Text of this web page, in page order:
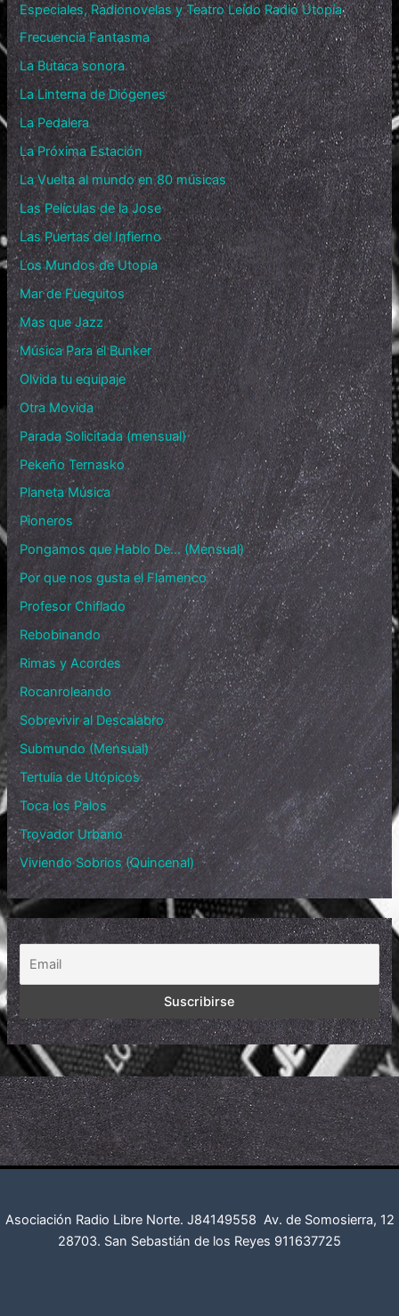
Especiales, Radionovelas y Teatro Leído Radio Utopía
Frecuencia Fantasma
La Butaca sonora
La Linterna de Diógenes
La Pedalera
La Próxima Estación
La Vuelta al mundo en 80 músicas
Las Películas de la Jose
Las Puertas del Infierno
Los Mundos de Utopía
Mar de Fueguitos
Mas que Jazz
Música Para el Bunker
Olvida tu equipaje
Otra Movida
Parada Solicitada (mensual)
Pekeño Ternasko
Planeta Música
Pioneros
Pongamos que Hablo De… (Mensual)
Por que nos gusta el Flamenco
Profesor Chiflado
Rebobinando
Rimas y Acordes
Rocanroleando
Sobrevivir al Descalabro
Submundo (Mensual)
Tertulia de Utópicos
Toca los Palos
Trovador Urbano
Viviendo Sobrios (Quincenal)
Asociación Radio Libre Norte. J84149558 Av. de Somosierra, 12
28703. San Sebastián de los Reyes 911637725